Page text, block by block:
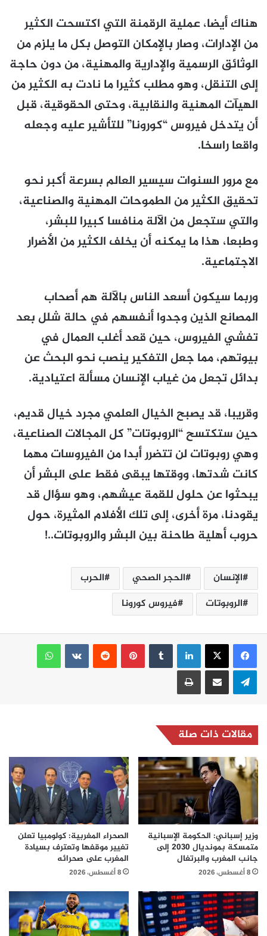
هناك أيضا، عملية الرقمنة التي اكتسحت الكثير
من الإدارات، وصار بالإمكان التوصل بكل ما يلزم من
الوثائق الرسمية والإدارية والمهنية، من دون حاجة
إلى التنقل، وهو مطلب كثيرا ما نادت به الكثير من
الهيآت المهنية والنقابية، وحتى الحقوقية، قبل
أن يتدخل فيروس “كورونا” للتأشير عليه وجعله
واقعا راسخا.
مع مرور السنوات سيسير العالم بسرعة أكبر نحو
تحقيق الكثير من الطموحات المهنية والصناعية،
والتي ستجعل من الآلة منافسا كبيرا للبشر،
وطبعا، هذا ما يمكنه أن يخلف الكثير من الأضرار
الاجتماعية.
وربما سيكون أسعد الناس بالآلة هم أصحاب
المصانع الذين وجدوا أنفسهم في حالة شلل بعد
تفشي الفيروس، حين قعد أغلب العمال في
بيوتهم، مما جعل التفكير ينصب نحو البحث عن
بدائل تجعل من غياب الإنسان مسألة اعتيادية.
وقريبا، قد يصبح الخيال العلمي مجرد خيال قديم،
حين ستكتسح “الروبوتات” كل المجالات الصناعية،
وهي روبوتات لن تتضرر أبدا من الفيروسات مهما
كانت شدتها، ووقتها يبقى فقط على البشر أن
يبحثوا عن حلول للقمة عيشهم، وهو سؤال قد
يقودنا، مرة أخرى، إلى تلك الأفلام المثيرة، حول
حروب أهلية طاحنة بين البشر والروبوتات..!
الإنسان الحجر الصحي
الحرب
الروبوتات
فيروس كورونا
لينكدإن بينتيريست
واتساب
تيلقرام مشاركة عبر البريد طباعة
مقالات ذات صلة
وزير إسباني: الحكومة الإسبانية
متمسكة بمونديال 2030 إلى
جانب المغرب والبرتغال
8 أغسطس، 2026
الصحراء المغربية: كولومبيا تعلن
تغيير موقفها وتعترف بسيادة
المغرب على صحرائه
8 أغسطس، 2026